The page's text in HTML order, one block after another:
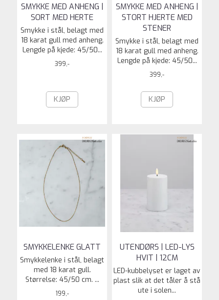
SMYKKE MED ANHENG |
SORT MED HERTE
Smykke i stål, belagt med
18 karat gull med anheng.
Lengde på kjede: 45/50...
399,-
KJØP
SMYKKE MED ANHENG |
STORT HJERTE MED
STENER
Smykke i stål, belagt med
18 karat gull med anheng.
Lengde på kjede: 45/50...
399,-
KJØP
SMYKKELENKE GLATT
Smykkelenke i stål, belagt
med 18 karat gull.
Størrelse: 45/50 cm. ...
199,-
UTENDØRS | LED-LYS
HVIT | 12CM
LED-kubbelyset er laget av
plast slik at det tåler å stå
ute i solen...